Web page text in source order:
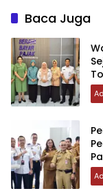
Baca Juga